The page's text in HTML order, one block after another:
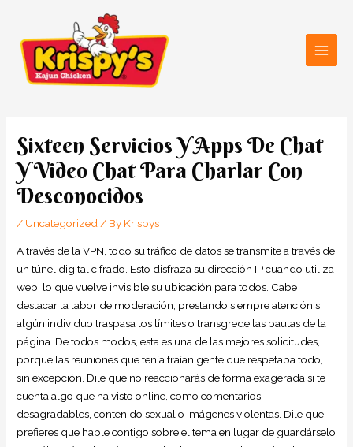
content
Sixteen Servicios Y Apps De Chat
Y Video Chat Para Charlar Con
Desconocidos
/ Uncategorized/ By Krispys
A través de la VPN, todo su tráfico de datos se transmite a través de
un túnel digital cifrado. Esto disfraza su dirección IP cuando utiliza
web, lo que vuelve invisible su ubicación para todos. Cabe
destacar la labor de moderación, prestando siempre atención si
algún individuo traspasa los límites o transgrede las pautas de la
página. De todos modos, esta es una de las mejores solicitudes,
porque las reuniones que tenía traían gente que respetaba todo,
sin excepción. Dile que no reaccionarás de forma exagerada si te
cuenta algo que ha visto online, como comentarios
desagradables, contenido sexual o imágenes violentas. Dile que
prefieres que hable contigo sobre el tema en lugar de guardárselo